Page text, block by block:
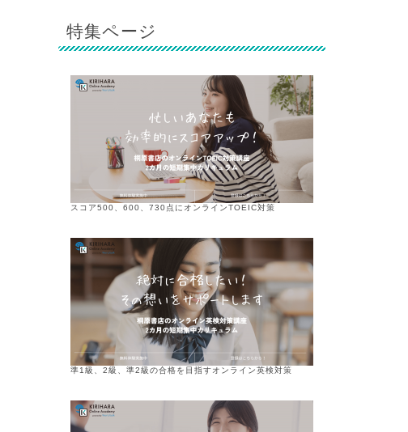
特集ページ
スコア500、600、730点にオンラインTOEIC対策
準1級、2級、準2級の合格を目指すオンライン英検対策